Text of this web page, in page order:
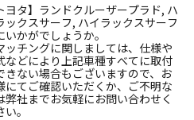
ヨタ】ランドクルーザープラド, ハ
ックスサーフ, ハイラックスサーフ
いかがでしょうか。
チングに関しましては、仕様や
などにより上記車種すべてに取付
きない場合もございますので、お
にてご確認いただくか、ご不明な
弊社までお気軽にお問い合わせく
。